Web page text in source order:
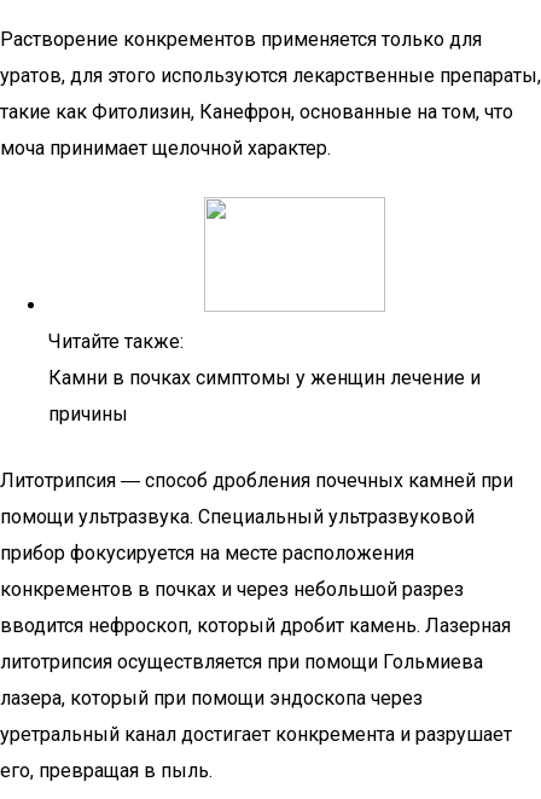
Растворение конкрементов применяется только для
уратов, для этого используются лекарственные препараты,
такие как Фитолизин, Канефрон, основанные на том, что
моча принимает щелочной характер.
Читайте также:
Камни в почках симптомы у женщин лечение и
причины
Литотрипсия ― способ дробления почечных камней при
помощи ультразвука. Специальный ультразвуковой
прибор фокусируется на месте расположения
конкрементов в почках и через небольшой разрез
вводится нефроскоп, который дробит камень. Лазерная
литотрипсия осуществляется при помощи Гольмиева
лазера, который при помощи эндоскопа через
уретральный канал достигает конкремента и разрушает
его, превращая в пыль.